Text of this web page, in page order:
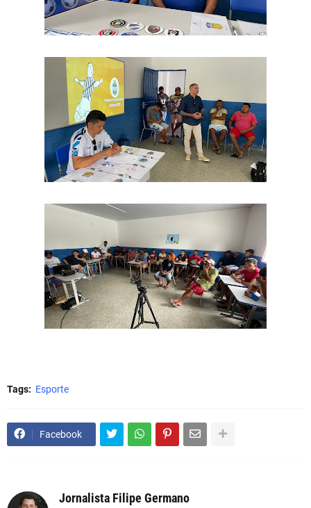
Tags: Esporte
Facebook
Jornalista Filipe Germano